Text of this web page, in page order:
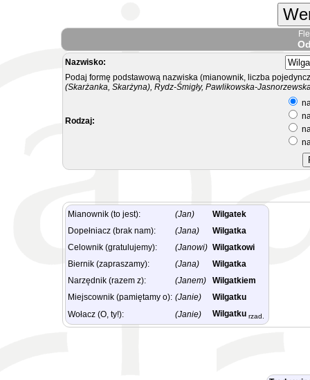
Nazwisko:
Podaj formę podstawową nazwiska (mianownik, liczba
(Skarżanka, Skarżyna), Rydz-Śmigły, Pawlikowska-
Rodzaj:
Mianownik (to jest): (Jan)
Wilgatek
Dopełniacz (brak nam):
(Jana)
Wilgatka
Celownik (gratulujemy):
(Janowi) Wilgatkowi
Biernik (zapraszamy):
(Jana)
Wilgatka
Narzędnik (razem z):
(Janem)
Wilgatkiem
Miejscownik (pamiętamy o): (Janie)
Wilgatku
Wołacz (O, ty!):
(Janie) Wilgatku rzad.